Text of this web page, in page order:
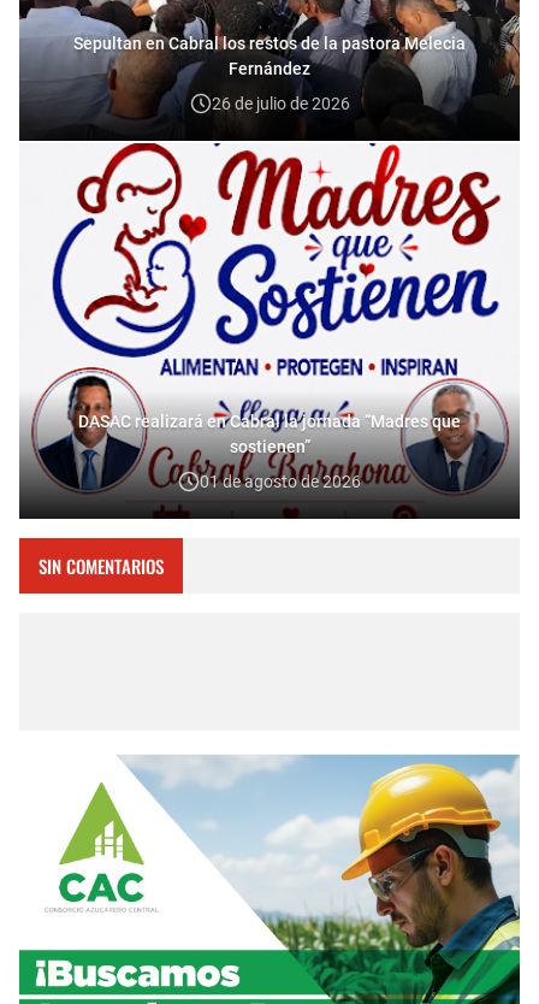
Sepultan en Cabral los restos de la pastora Melecia
Fernández
26 de julio de 2026
DASAC realizará en Cabral la jornada “Madres que
sostienen”
01 de agosto de 2026
SIN COMENTARIOS